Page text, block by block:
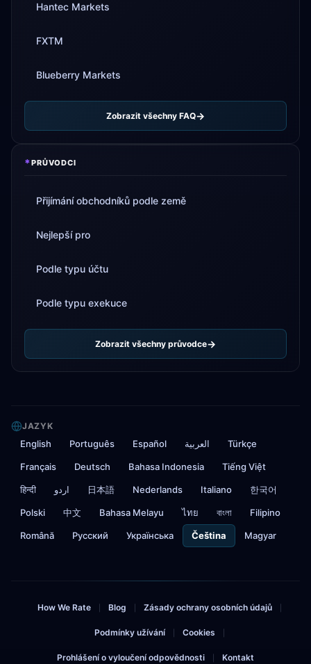
Hantec Markets
FXTM
Blueberry Markets
Zobrazit všechny FAQ
*PRŮVODCI
Přijímání obchodníků podle země
Nejlepší pro
Podle typu účtu
Podle typu exekuce
Zobrazit všechny průvodce
JAZYK
English Português Español العربية Türkçe
Français Deutsch Bahasa Indonesia Tiếng Việt
हिन्दी اردو 日本語 Nederlands Italiano 한국어
Polski 中文 Bahasa Melayu ไทย বাংলা Filipino
Română Русский Українська Čeština Magyar
How We Rate Blog Zásady ochrany osobních údajů
Podmínky užívání Cookies
Prohlášení o vyloučení odpovědnosti Kontakt